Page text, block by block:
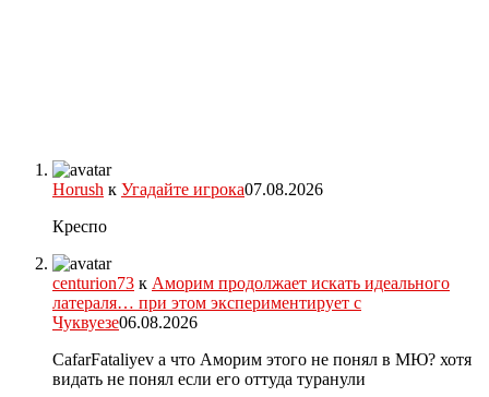
Horush к Угадайте игрока07.08.2026
Креспо
centurion73 к Аморим продолжает искать идеального
латераля… при этом экспериментирует с
Чуквуезе06.08.2026
CafarFataliyev а что Аморим этого не понял в МЮ? хотя
видать не понял если его оттуда туранули